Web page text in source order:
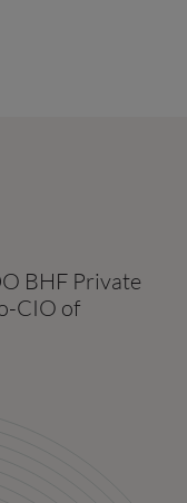
BHF Private
CIO of